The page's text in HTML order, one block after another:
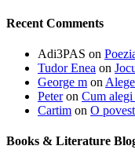
Recent Comments
Adi3PAS on
Tudor Enea on
George m on
Peteron Cum alegi
Cartim on O
Books & Literature